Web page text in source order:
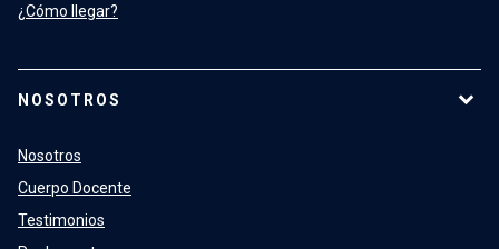
¿Cómo llegar?
NOSOTROS
Nosotros
Cuerpo Docente
Testimonios